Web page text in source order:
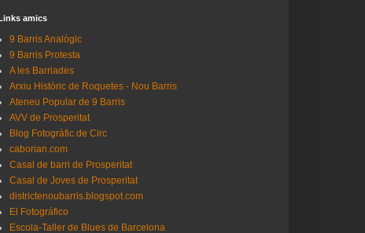
amics
9 Barris Analògic
9 Barris Protesta
A les Barriades
Arxiu Històric de Roquetes - Nou Barris
Ateneu Popular de 9 Barris
AVV de Prosperitat
Blog Fotogràfic de Circ
caborian.com
Casal de barri de Prosperitat
Casal de Joves de Prosperitat
districtenoubarris.blogspot.com
El Fotográfico
Escola-Taller de Blues de Barcelona